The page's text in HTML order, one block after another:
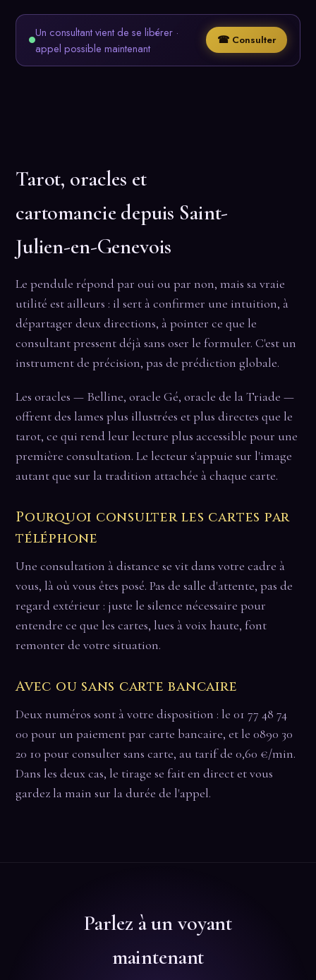
Un consultant vient de se libérer ·
appel possible maintenant
☎ Consulter
Tarot, oracles et
cartomancie depuis Saint-
Julien-en-Genevois
Le pendule répond par oui ou par non, mais sa vraie
utilité est ailleurs : il sert à confirmer une intuition, à
départager deux directions, à pointer ce que le
consultant pressent déjà sans oser le formuler. C'est un
instrument de précision, pas de prédiction globale.
Les oracles — Belline, oracle Gé, oracle de la Triade —
offrent des lames plus illustrées et plus directes que le
tarot, ce qui rend leur lecture plus accessible pour une
première consultation. Le lecteur s'appuie sur l'image
autant que sur la tradition attachée à chaque carte.
Pourquoi consulter les cartes par
téléphone
Une consultation à distance se vit dans votre cadre à
vous, là où vous êtes posé. Pas de salle d'attente, pas de
regard extérieur : juste le silence nécessaire pour
entendre ce que les cartes, lues à voix haute, font
remonter de votre situation.
Avec ou sans carte bancaire
Deux numéros sont à votre disposition : le 01 77 48 74
00 pour un paiement par carte bancaire, et le 0890 30
20 10 pour consulter sans carte, au tarif de 0,60 €/min.
Dans les deux cas, le tirage se fait en direct et vous
gardez la main sur la durée de l'appel.
Parlez à un voyant
maintenant